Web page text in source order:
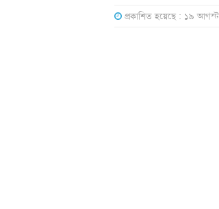
প্রকাশিত হয়েছে : ১৯